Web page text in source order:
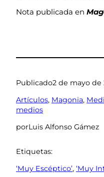
Nota publicada en
Publicado2 de mayo de
Artículos, Magonia,
medios
porLuis Alfonso Gámez
Etiquetas:
‘Muy Escéptico’, ‘Muy